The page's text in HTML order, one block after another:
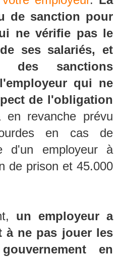
de sanction pour
ne vérifie pas le
ses salariés, et
sanctions
qui ne
de l'obligation
en revanche prévu
en cas de
d'un employeur à
de prison et 45.000
un employeur a
à ne pas jouer les
en